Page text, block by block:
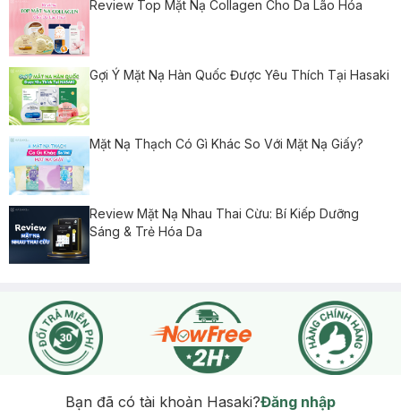
Review Top Mặt Nạ Collagen Cho Da Lão Hóa
Gợi Ý Mặt Nạ Hàn Quốc Được Yêu Thích Tại Hasaki
Mặt Nạ Thạch Có Gì Khác So Với Mặt Nạ Giấy?
Review Mặt Nạ Nhau Thai Cừu: Bí Kiếp Dưỡng
Sáng & Trẻ Hóa Da
Bạn đã có tài khoản Hasaki?Đăng nhập